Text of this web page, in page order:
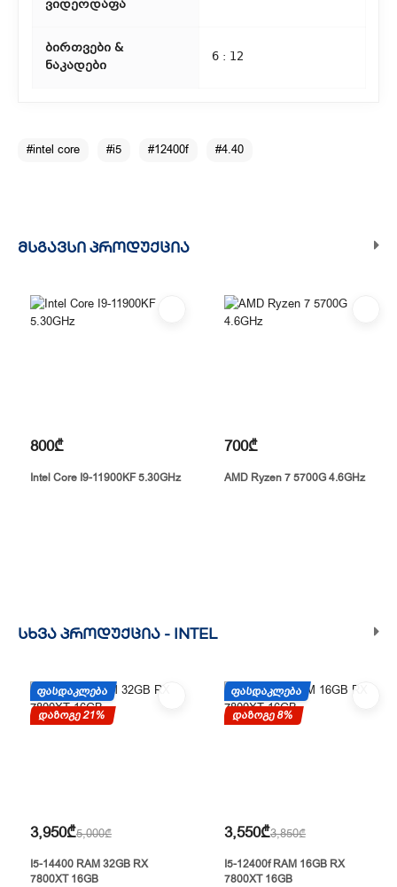
ვიდეოდაფა
ბირთვები &
ნაკადები
6 : 12
#intel core #i5 #12400f #4.40
ᲛᲡᲒᲐᲕᲡᲘ ᲞᲠᲝᲓᲣᲥᲪᲘᲐ
800₾
Intel Core I9-11900KF 5.30GHz
700₾
AMD Ryzen 7 5700G 4.6GHz
ᲡᲮᲕᲐ ᲞᲠᲝᲓᲣᲥᲪᲘᲐ - INTEL
ᲤᲐᲡᲓᲐᲙᲚᲔᲑᲐ
დაზოგე 21%
3,950₾5,000₾
I5-14400 RAM 32GB RX
7800XT 16GB
ᲤᲐᲡᲓᲐᲙᲚᲔᲑᲐ
დაზოგე 8%
3,550₾3,850₾
I5-12400f RAM 16GB RX
7800XT 16GB